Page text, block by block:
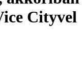
Cityvel